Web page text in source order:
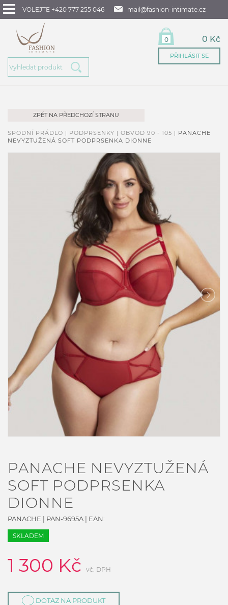
VOLEJTE +420 777 255 046 mail@fashion-intimate.cz
0 0 Kč
PŘIHLÁSIT SE
ZPĚT NA PŘEDCHOZÍ STRANU
SPODNÍ PRÁDLO | PODPRSENKY | OBVOD 90 - 105 | PANACHE
NEVYZTUŽENÁ SOFT PODPRSENKA DIONNE
PANACHE NEVYZTUŽENÁ
SOFT PODPRSENKA
DIONNE
PANACHE | PAN-9695A | EAN:
SKLADEM
1 300 Kč vč. DPH
DOTAZ NA PRODUKT